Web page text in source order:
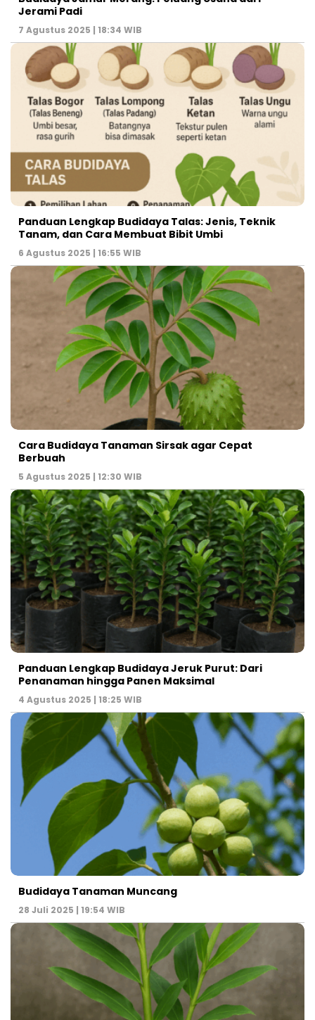
Jerami Padi
7 Agustus 2025 | 18:34 WIB
Panduan Lengkap Budidaya Talas: Jenis, Teknik
Tanam, dan Cara Membuat Bibit Umbi
6 Agustus 2025 | 16:55 WIB
Cara Budidaya Tanaman Sirsak agar Cepat
Berbuah
5 Agustus 2025 | 12:30 WIB
Panduan Lengkap Budidaya Jeruk Purut: Dari
Penanaman hingga Panen Maksimal
4 Agustus 2025 | 18:25 WIB
Budidaya Tanaman Muncang
28 Juli 2025 | 19:54 WIB